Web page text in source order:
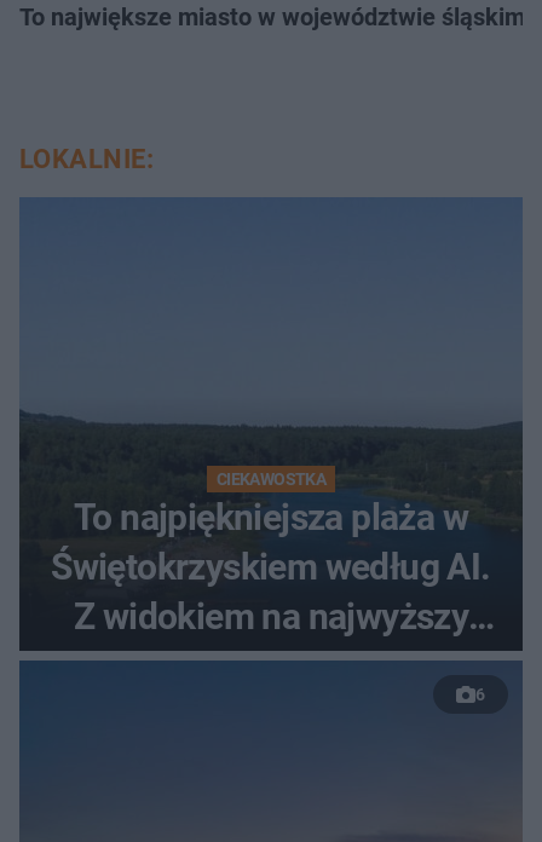
To największe miasto w województwie
LOKALNIE:
CIEKAWOSTKA
To najpiękniejsza plaża w
Świętokrzyskiem według AI.
Z widokiem na najwyższy
szczyt Gór Świętokrzyskich
6